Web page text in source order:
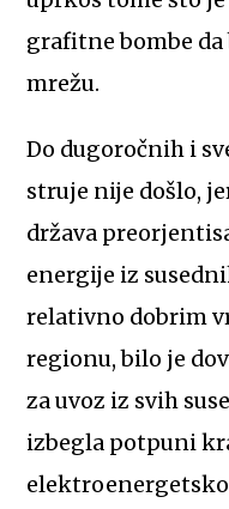
grafitne bombe
mrežu.
Do dugoročnih i
struje nije došlo,
država
energije iz
relativno dobrim
regionu, bilo je
za uvoz iz svih
izbegla potpuni